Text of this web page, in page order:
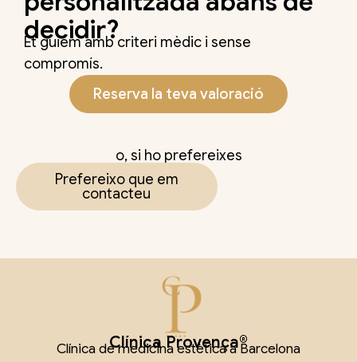
decidir?
Et guiem amb criteri mèdic i sense
compromís.
Reserva la teva valoració
o, si ho prefereixes
Prefereixo que em
contacteu
Clínica Provença®
Clínica de medicina estètica a Barcelona